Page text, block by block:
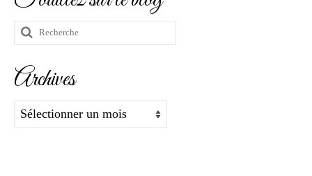
Rechercher
Archives
Archives